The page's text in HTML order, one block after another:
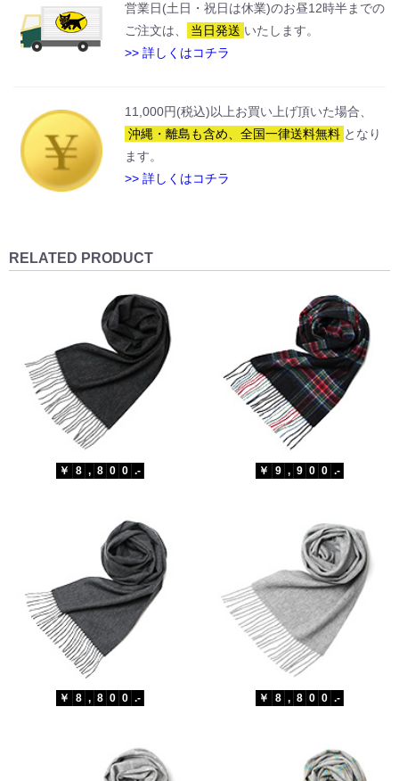
営業日(土日・祝日は休業)のお昼12時半までの
ご注文は、
当日発送 いたします。
>> 詳しくはコチラ
11,000円(税込)以上お買い上げ頂いた場合、
沖縄・離島も含め、全国一律送料無料 となり
ます。
>> 詳しくはコチラ
RELATED PRODUCT
￥ 8 , 8 0 0 .- ￥ 9 , 9 0 0 .-
￥ 8 , 8 0 0 .- ￥ 8 , 8 0 0 .-